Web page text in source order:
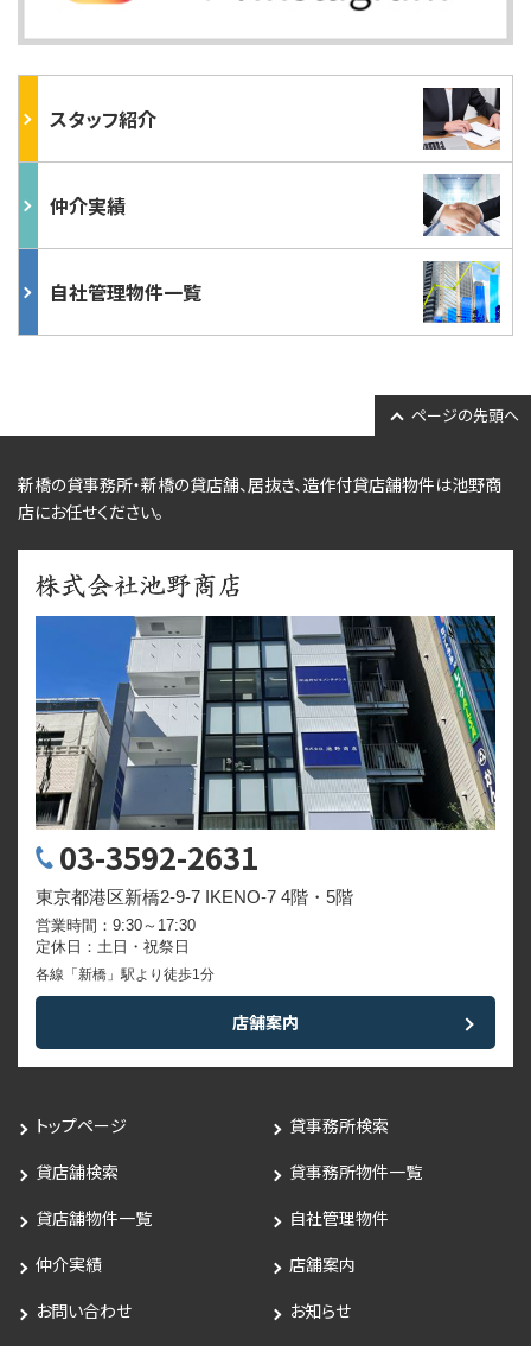
スタッフ紹介
仲介実績
自社管理物件一覧
ページの先頭へ
新橋の貸事務所・新橋の貸店舗、居抜き、造作付貸店舗物件は池野商
店にお任せください。
03-3592-2631
東京都港区新橋2-9-7 IKENO-7 4階・5階
営業時間：9:30～17:30
定休日：土日・祝祭日
各線「新橋」駅より徒歩1分
店舗案内
トップページ
貸事務所検索
貸店舗検索
貸事務所物件一覧
貸店舗物件一覧
自社管理物件
仲介実績
店舗案内
お問い合わせ
お知らせ